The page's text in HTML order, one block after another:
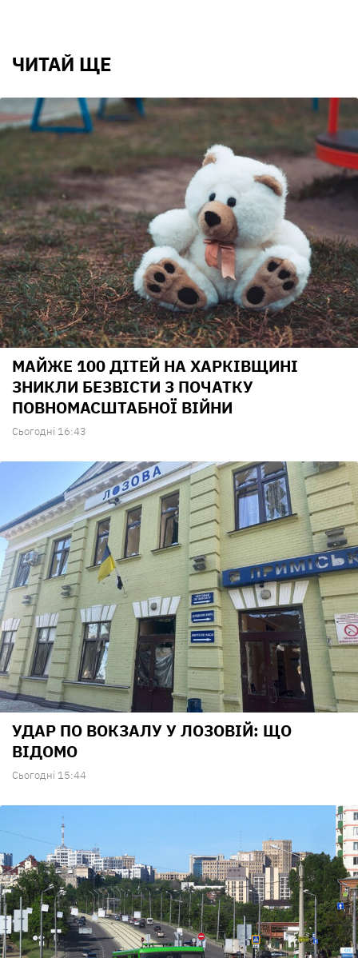
ЧИТАЙ ЩЕ
МАЙЖЕ 100 ДІТЕЙ НА ХАРКІВЩИНІ
ЗНИКЛИ БЕЗВІСТИ З ПОЧАТКУ
ПОВНОМАСШТАБНОЇ ВІЙНИ
Сьогодні 16:43
УДАР ПО ВОКЗАЛУ У ЛОЗОВІЙ: ЩО
ВІДОМО
Сьогодні 15:44